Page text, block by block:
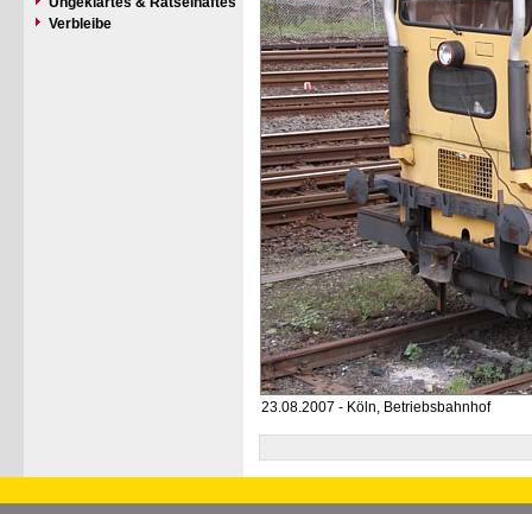
Verbleibe
23.08.2007 - Köln, Betriebsbahnhof